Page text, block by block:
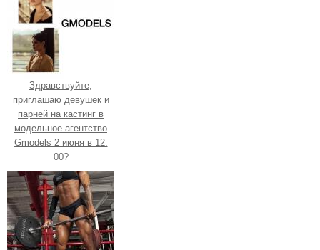
Здравствуйте,
приглашаю девушек и
парней на кастинг в
модельное агентство
Gmodels 2 июня в 12:
00?